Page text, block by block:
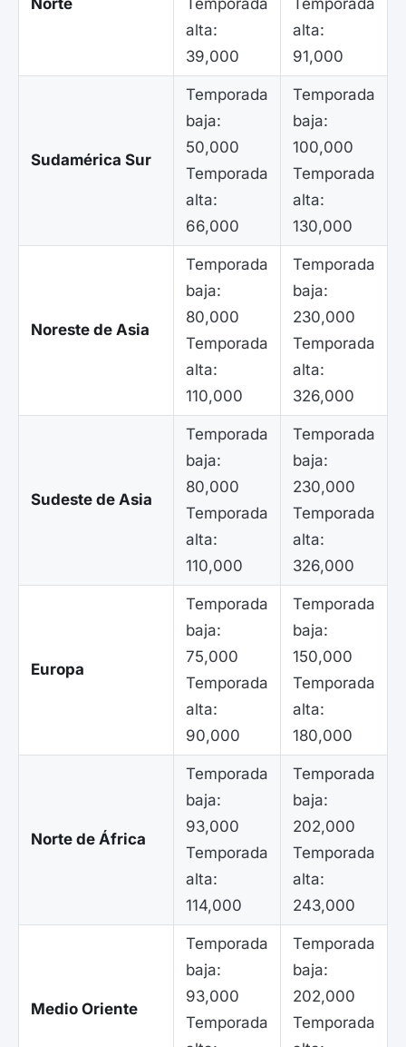
Norte
Temporada
alta:
39,000
Temporada
alta:
91,000
Sudamérica Sur
Temporada
baja:
50,000
Temporada
alta:
66,000
Temporada
baja:
100,000
Temporada
alta:
130,000
Noreste de Asia
Temporada
baja:
80,000
Temporada
alta:
110,000
Temporada
baja:
230,000
Temporada
alta:
326,000
Sudeste de Asia
Temporada
baja:
80,000
Temporada
alta:
110,000
Temporada
baja:
230,000
Temporada
alta:
326,000
Europa
Temporada
baja:
75,000
Temporada
alta:
90,000
Temporada
baja:
150,000
Temporada
alta:
180,000
Norte de África
Temporada
baja:
93,000
Temporada
alta:
114,000
Temporada
baja:
202,000
Temporada
alta:
243,000
Medio Oriente
Temporada
baja:
93,000
Temporada
Temporada
baja:
202,000
Temporada